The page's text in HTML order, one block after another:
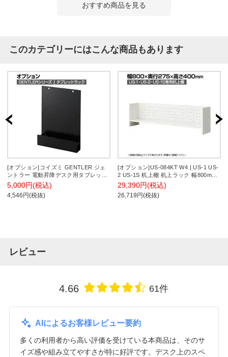
おすすめ商品を見る
このカテゴリーにはこんな商品もあります
[オプション]コイズミ GENTLER ジェ
ントラー 電動昇降デスク用タブレット
ラック 幅260×奥行51×高さ300mm
5,000円(税込)
4,546円(税抜)
[オプション]US-084KT W4 | US-1 US-
2 US-1S 机上棚 机上ラック 幅800mm
用 デスク 収納 幅800×奥行275×高さ
400mm プラス(PLUS)
29,390円(税込)
26,719円(税抜)
レビュー
4.66 61件
AIによるお客様レビュー要約
多くの利用者から高い評価を受けている本商品は、そのサ
イズ感や組み立てやすさが特に好評です。デスク上のスペ